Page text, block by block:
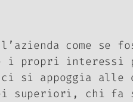
come se
i propri interessi
ci si appoggia
superiori, chi